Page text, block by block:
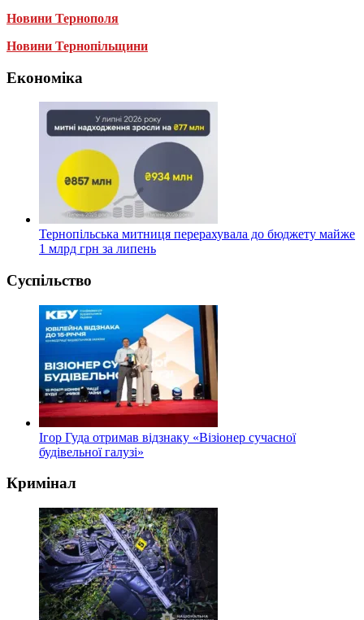
Новини Тернополя
Новини Тернопільщини
Економіка
Тернопільська митниця перерахувала до бюджету майже
1 млрд грн за липень
Суспільство
Ігор Гуда отримав відзнаку «Візіонер сучасної
будівельної галузі»
Кримінал